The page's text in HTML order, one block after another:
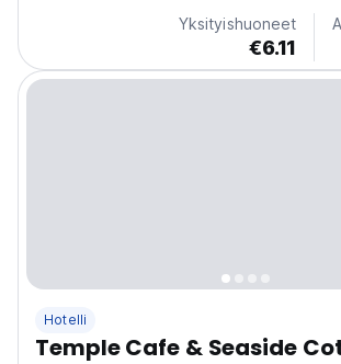
a touch of the relaxed, then Candidasa
Yksityishuoneet
€6.11
Hotelli
Temple Cafe & Seaside